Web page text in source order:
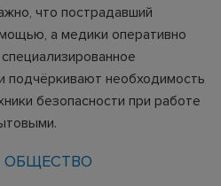
что пострадавший
а медики оперативно
подчёркивают необходимость
безопасности при работе
ОБЩЕСТВО